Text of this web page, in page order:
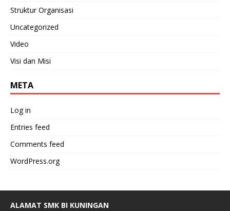
Struktur Organisasi
Uncategorized
Video
Visi dan Misi
META
Log in
Entries feed
Comments feed
WordPress.org
ALAMAT SMK BI KUNINGAN